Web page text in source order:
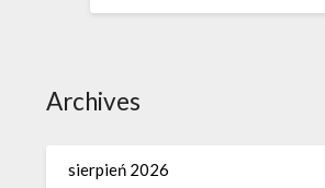
Archives
sierpień 2026